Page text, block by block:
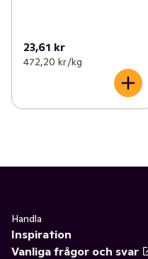
23,61 kr
472,20 kr /kg
Handla
Inspiration
Vanliga frågor och svar